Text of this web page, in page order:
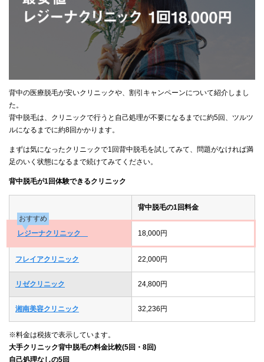
背中の医療脱毛が安いクリニックや、割引キャンペーンについて紹介しまし
た。
背中脱毛は、クリニックで行うと自己処理が不要になるまでに約5回、ツルツ
ルになるまでに約8回かかります。
まずは気になったクリニックで1回背中脱毛を試してみて、問題がなければ満
足のいく状態になるまで続けてみてください。
背中脱毛が1回体験できるクリニック
背中脱毛の1回料金
おすすめ
レジーナクリニック
18,000円
フレイアクリニック 22,000円
リゼクリニック 24,800円
湘南美容クリニック 32,236円
※料金は税抜で表示しています。
大手クリニック背中脱毛の料金比較(5回・8回)
自己処理なしの5回